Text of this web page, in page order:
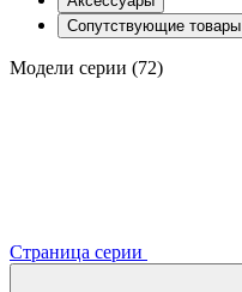
Сопутствующие товары
Модели серии (72)
Страница серии